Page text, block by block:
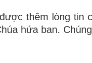
thêm lòng tin
hứa ban.